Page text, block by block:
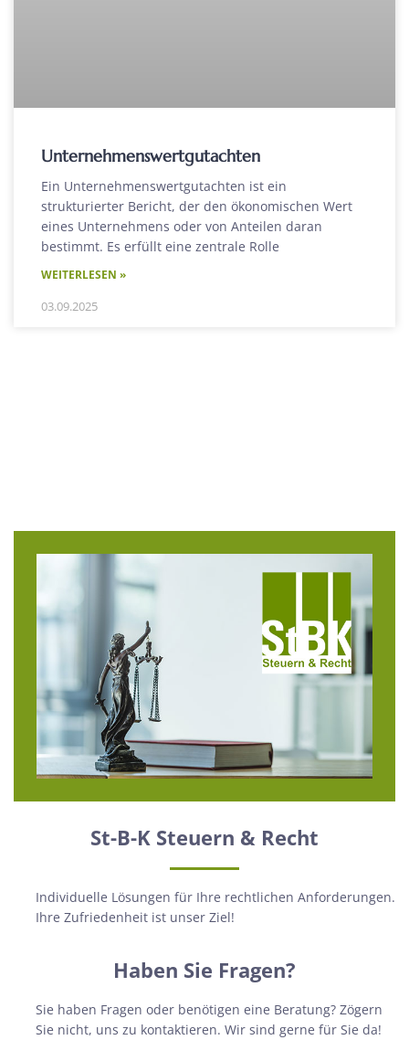
Unternehmenswertgutachten
Ein Unternehmenswertgutachten ist ein
strukturierter Bericht, der den ökonomischen Wert
eines Unternehmens oder von Anteilen daran
bestimmt. Es erfüllt eine zentrale Rolle
WEITERLESEN »
03.09.2025
St-B-K Steuern & Recht
Individuelle Lösungen für Ihre rechtlichen Anforderungen.
Ihre Zufriedenheit ist unser Ziel!
Haben Sie Fragen?
Sie haben Fragen oder benötigen eine Beratung? Zögern
Sie nicht, uns zu kontaktieren. Wir sind gerne für Sie da!